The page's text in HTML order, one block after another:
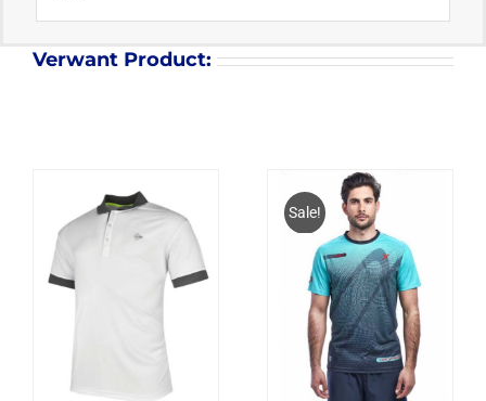
Verwant Product:
Sale!